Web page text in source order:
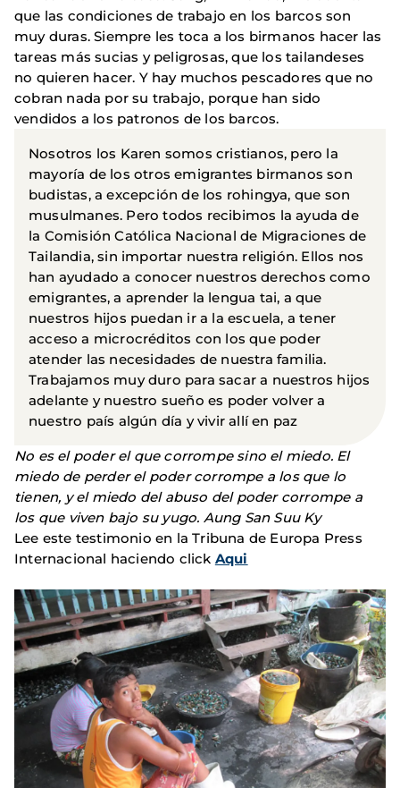
que las condiciones de trabajo en los barcos son
muy duras. Siempre les toca a los birmanos hacer las
tareas más sucias y peligrosas, que los tailandeses
no quieren hacer. Y hay muchos pescadores que no
cobran nada por su trabajo, porque han sido
vendidos a los patronos de los barcos.
Nosotros los Karen somos cristianos, pero la
mayoría de los otros emigrantes birmanos son
budistas, a excepción de los rohingya, que son
musulmanes. Pero todos recibimos la ayuda de
la Comisión Católica Nacional de Migraciones de
Tailandia, sin importar nuestra religión. Ellos nos
han ayudado a conocer nuestros derechos como
emigrantes, a aprender la lengua tai, a que
nuestros hijos puedan ir a la escuela, a tener
acceso a microcréditos con los que poder
atender las necesidades de nuestra familia.
Trabajamos muy duro para sacar a nuestros hijos
adelante y nuestro sueño es poder volver a
nuestro país algún día y vivir allí en paz
No es el poder el que corrompe sino el miedo. El
miedo de perder el poder corrompe a los que lo
tienen, y el miedo del abuso del poder corrompe a
los que viven bajo su yugo. Aung San Suu Ky
Lee este testimonio en la Tribuna de Europa Press
Internacional haciendo click Aqui